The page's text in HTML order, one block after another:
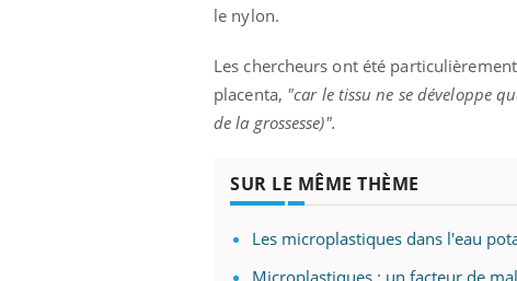
le nylon.
Les chercheurs ont été
placenta, "car le tissu ne se développe
de la grossesse)".
SUR LE MÊME THÈME
Les microplastiques dans l'eau
Microplastiques : un facteur de